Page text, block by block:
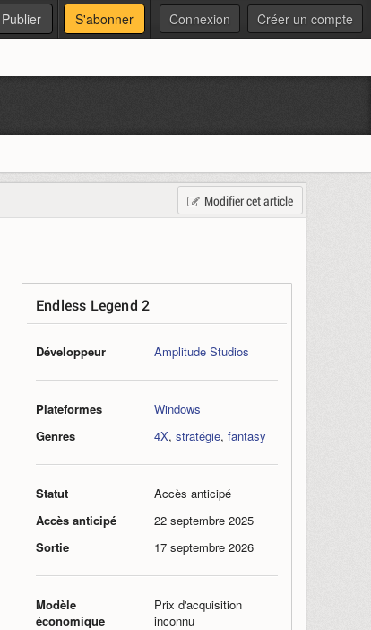
Publier S'abonner Connexion Créer un compte
Modifier cet article
Endless Legend 2
Développeur Amplitude Studios
Plateformes
Windows
Genres
4X, stratégie, fantasy
Statut
Accès anticipé
Accès anticipé
22 septembre 2025
Sortie
17 septembre 2026
Modèle
économique
Prix d'acquisition
inconnu